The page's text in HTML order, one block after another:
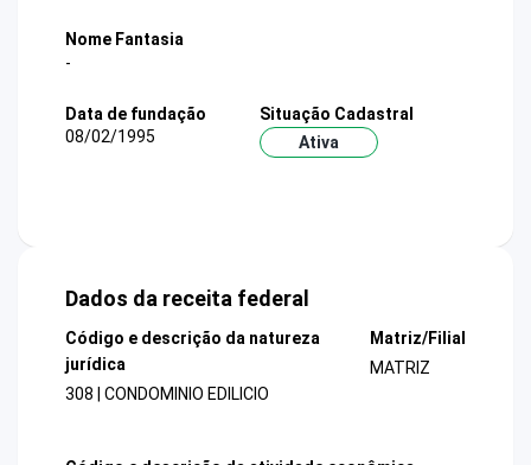
Nome Fantasia
-
Data de fundação
08/02/1995
Situação Cadastral
Ativa
Dados da receita federal
Código e descrição da natureza
jurídica
308 | CONDOMINIO EDILICIO
Matriz/Filial
MATRIZ